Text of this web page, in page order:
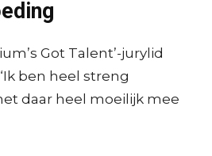
Got Talent’-jurylid
ben heel streng
daar heel moeilijk mee